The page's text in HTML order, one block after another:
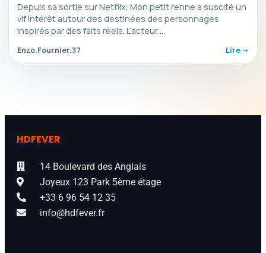
Depuis sa sortie sur Netflix, Mon petit renne a suscité un
vif intérêt autour des destinées des personnages
inspirés par des faits réels. L’acteur…
Enzo.Fournier.37 Lire ->
HDFEVER
14 Boulevard des Anglais
Joyeux 123 Park 5ème étage
+33 6 96 54 12 35
info@hdfever.fr